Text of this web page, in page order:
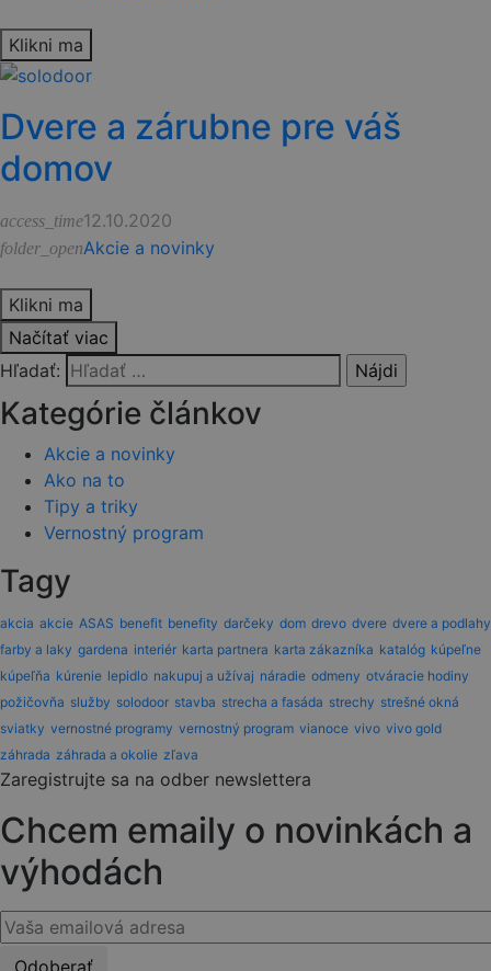
Klikni ma
Dvere a zárubne pre váš
domov
access_time12.10.2020
folder_openAkcie a novinky
Klikni ma
Načítať viac
Hľadať:
Kategórie článkov
Akcie a novinky
Ako na to
Tipy a triky
Vernostný program
Tagy
akcia akcie ASAS benefit benefity darčeky dom drevo dvere dvere a podlahy
farby a laky gardena interiér karta partnera karta zákazníka katalóg kúpeľne
kúpeľňa kúrenie lepidlo nakupuj a užívaj náradie odmeny otváracie hodiny
požičovňa služby solodoor stavba strecha a fasáda strechy strešné okná
sviatky vernostné programy vernostný program vianoce vivo vivo gold
záhrada záhrada a okolie zľava
Zaregistrujte sa na odber newslettera
Chcem emaily o novinkách a
výhodách
Please